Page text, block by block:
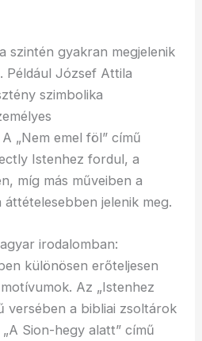
szintén gyakran megjelenik
Például József Attila
szimbolika
„Nem emel föl” című
Istenhez fordul, a
míg más műveiben a
jelenik meg.
irodalomban:
különösen erőteljesen
Az „Istenhez
versében a bibliai zsoltárok
Sion-hegy alatt” című